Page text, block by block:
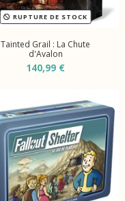
RUPTURE DE STOCK
Tainted Grail : La Chute
d'Avalon
140,99 €